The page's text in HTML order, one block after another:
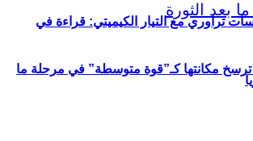
تراوري مع التيار الكيميتي: قراءة في
ترسخ مكانتها كـ”قوة متوسطة” في مرحلة ما